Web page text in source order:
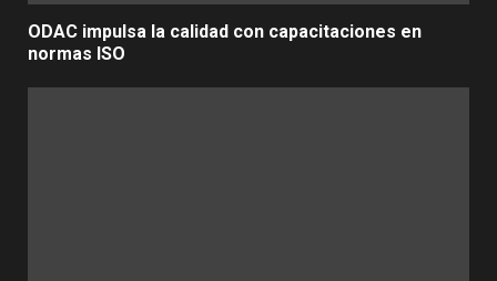
ODAC impulsa la calidad con capacitaciones en
normas ISO